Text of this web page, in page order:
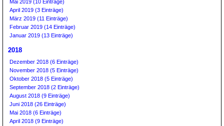
Mai 2019 (10 Einträge)
April 2019 (3 Einträge)
März 2019 (11 Einträge)
Februar 2019 (14 Einträge)
Januar 2019 (13 Einträge)
2018
Dezember 2018 (6 Einträge)
November 2018 (5 Einträge)
Oktober 2018 (5 Einträge)
September 2018 (2 Einträge)
August 2018 (9 Einträge)
Juni 2018 (26 Einträge)
Mai 2018 (6 Einträge)
April 2018 (9 Einträge)